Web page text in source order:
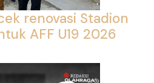
renovasi Stadion
AFF U19 2026